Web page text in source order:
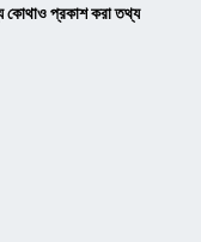
কোথাও প্রকাশ করা তথ্য